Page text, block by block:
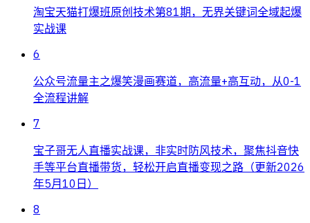
淘宝天猫打爆班原创技术第81期，无界关键词全域起爆
实战课
6
公众号流量主之爆笑漫画赛道，高流量+高互动，从0-1
全流程讲解
7
宝子哥无人直播实战课，非实时防风技术，聚焦抖音快
手等平台直播带货，轻松开启直播变现之路（更新2026
年5月10日）
8